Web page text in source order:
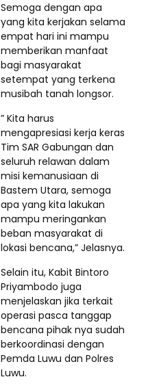
Semoga dengan apa
yang kita kerjakan selama
empat hari ini mampu
memberikan manfaat
bagi masyarakat
setempat yang terkena
musibah tanah longsor.
” Kita harus
mengapresiasi kerja keras
Tim SAR Gabungan dan
seluruh relawan dalam
misi kemanusiaan di
Bastem Utara, semoga
apa yang kita lakukan
mampu meringankan
beban masyarakat di
lokasi bencana,” Jelasnya.
Selain itu, Kabit Bintoro
Priyambodo juga
menjelaskan jika terkait
operasi pasca tanggap
bencana pihak nya sudah
berkoordinasi dengan
Pemda Luwu dan Polres
Luwu.